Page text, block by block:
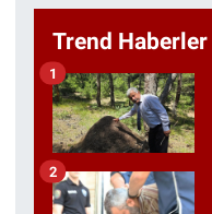
Trend Haberler
1
2